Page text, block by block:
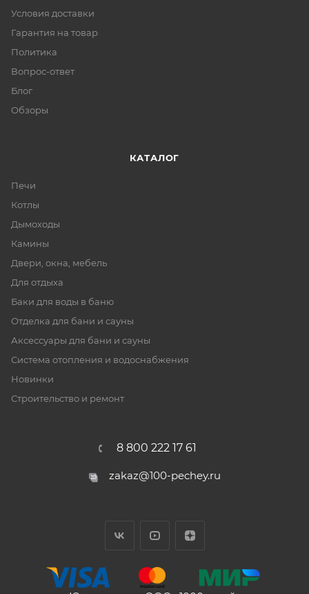
Условия доставки
Гарантия на товар
Политика
Вопрос-ответ
Блог
Обзоры
КАТАЛОГ
Печи
Котлы
Дымоходы
Камины
Двери, окна, мебель
Для отдыха
Баки для воды в баню
Отделка для бани и сауны
Аксессуары для бани и сауны
Система отопления и водоснабжения
Новинки
Строительство и ремонт
8 800 222 17 61
zakaz@100-pechey.ru